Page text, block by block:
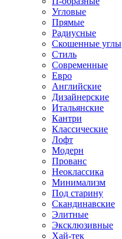
Угловые
Прямые
Радиусные
Скошенные углы
Стиль
Современные
Евро
Английские
Дизайнерские
Итальянские
Кантри
Классические
Лофт
Модерн
Прованс
Неоклассика
Минимализм
Под старину
Скандинавские
Элитные
Эксклюзивные
Хай-тек